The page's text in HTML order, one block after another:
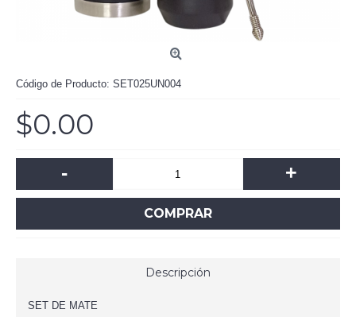
Código de Producto: SET025UN004
$0.00
- +
COMPRAR
Descripción
SET DE MATE